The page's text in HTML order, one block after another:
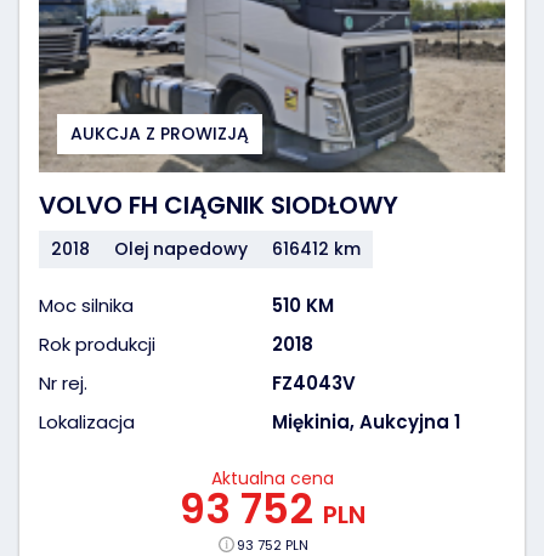
AUKCJA Z PROWIZJĄ
VOLVO FH CIĄGNIK SIODŁOWY
2018 Olej napedowy 616412 km
Moc silnika
510 KM
Rok produkcji
2018
Nr rej.
FZ4043V
Lokalizacja
Miękinia, Aukcyjna 1
Aktualna cena
93 752 PLN
93 752 PLN